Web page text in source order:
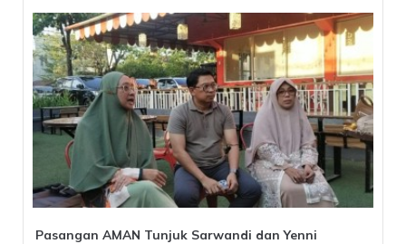
Pasangan AMAN Tunjuk Sarwandi dan Yenni